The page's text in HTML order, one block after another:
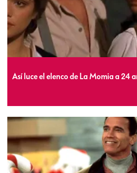
Así luce el elenco de La Momia a 24